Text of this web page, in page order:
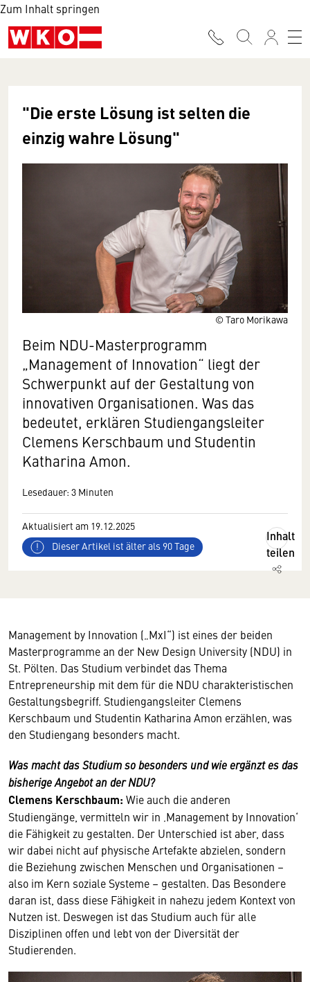
Zum Inhalt springen
© Taro Morikawa
"Die erste Lösung ist selten die
einzig wahre Lösung"
Beim NDU-Masterprogramm
„Management of Innovation“ liegt der
Schwerpunkt auf der Gestaltung von
innovativen Organisationen. Was das
bedeutet, erklären Studiengangsleiter
Clemens Kerschbaum und Studentin
Katharina Amon.
Lesedauer: 3 Minuten
Aktualisiert am 19.12.2025
Dieser Artikel ist älter als 90 Tage
Inhalt
teilen
Management by Innovation („MxI“) ist eines der beiden
Masterprogramme an der New Design University (NDU) in
St. Pölten. Das Studium verbindet das Thema
Entrepreneurship mit dem für die NDU charakteristischen
Gestaltungsbegriff. Studiengangsleiter Clemens
Kerschbaum und Studentin Katharina Amon erzählen, was
den Studiengang besonders macht.
Was macht das Studium so besonders und wie ergänzt es das
bisherige Angebot an der NDU?
Clemens Kerschbaum: Wie auch die anderen
Studiengänge, vermitteln wir in ‚Management by Innovation‘
die Fähigkeit zu gestalten. Der Unterschied ist aber, dass
wir dabei nicht auf physische Artefakte abzielen, sondern
die Beziehung zwischen Menschen und Organisationen –
also im Kern soziale Systeme – gestalten. Das Besondere
daran ist, dass diese Fähigkeit in nahezu jedem Kontext von
Nutzen ist. Deswegen ist das Studium auch für alle
Disziplinen offen und lebt von der Diversität der
Studierenden.